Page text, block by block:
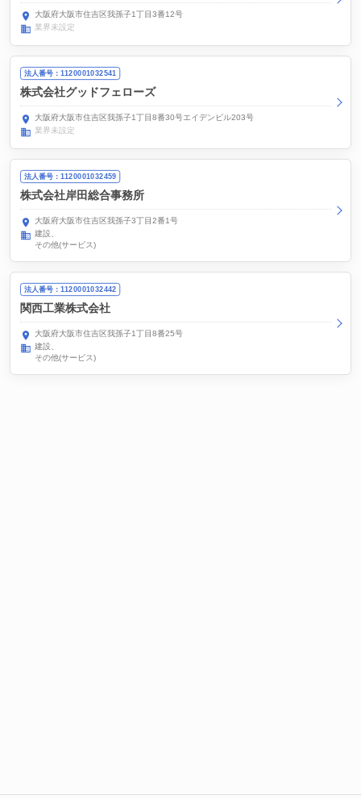
大阪府大阪市住吉区我孫子1丁目3番12号
業界未設定
法人番号：1120001032541
株式会社グッドフェローズ
大阪府大阪市住吉区我孫子1丁目8番30号エイデンビル203号
業界未設定
法人番号：1120001032459
株式会社岸田総合事務所
大阪府大阪市住吉区我孫子3丁目2番1号
建設
その他(サービス)
法人番号：1120001032442
関西工業株式会社
大阪府大阪市住吉区我孫子1丁目8番25号
建設
その他(サービス)